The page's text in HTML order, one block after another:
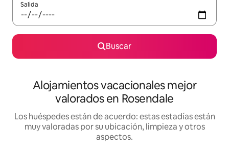
Salida
Buscar
Alojamientos vacacionales mejor
valorados en Rosendale
Los huéspedes están de acuerdo: estas estadías están
muy valoradas por su ubicación, limpieza y otros
aspectos.